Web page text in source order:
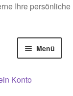
Ihre persönliche
Menü
Konto